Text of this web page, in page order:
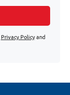
Privacy Policyand